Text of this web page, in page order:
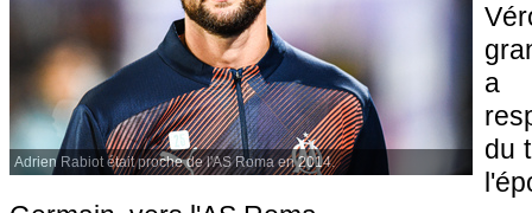
Adrien Rabiot était proche de l'AS Roma en 2014.
a
du